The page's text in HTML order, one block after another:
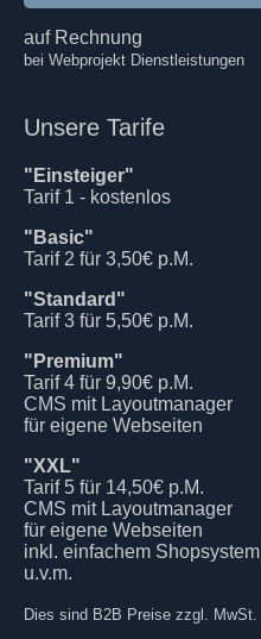
auf Rechnung
bei Webprojekt Dienstleistungen
Unsere Tarife
"Einsteiger"
Tarif 1 - kostenlos
"Basic"
Tarif 2 für 3,50€ p.M.
"Standard"
Tarif 3 für 5,50€ p.M.
"Premium"
Tarif 4 für 9,90€ p.M.
CMS mit Layoutmanager
für eigene Webseiten
"XXL"
Tarif 5 für 14,50€ p.M.
CMS mit Layoutmanager
für eigene Webseiten
inkl. einfachem Shopsystem
u.v.m.
Dies sind B2B Preise zzgl. MwSt.